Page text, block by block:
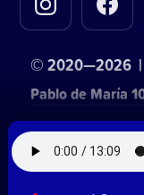
© 2020—2026 |
Pablo de María
Contacto
NetUy